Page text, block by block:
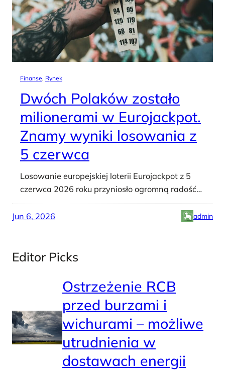
Finanse, Rynek
Dwóch Polaków zostało
milionerami w Eurojackpot.
Znamy wyniki losowania z
5 czerwca
Losowanie europejskiej loterii Eurojackpot z 5
czerwca 2026 roku przyniosło ogromną radość…
Jun 6, 2026 admin
Editor Picks
Ostrzeżenie RCB
przed burzami i
wichurami – możliwe
utrudnienia w
dostawach energii